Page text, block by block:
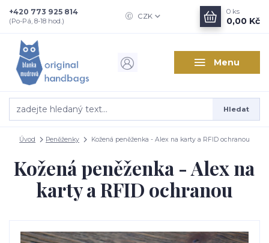
Menu
CZK
Hledat
+420 773 925 814
(Po-Pá, 8-18 hod.)
0 ks
0,00 Kč
Úvod Peněženky Kožená peněženka - Alex na karty a RFID ochranou
Kožená peněženka - Alex na
karty a RFID ochranou